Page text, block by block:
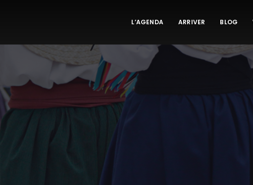
L’AGENDA ARRIVER BLOG